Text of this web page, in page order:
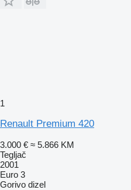
1
Renault Premium 420
3.000 € ≈ 5.866 KM
Tegljač
2001
Euro 3
Gorivo dizel